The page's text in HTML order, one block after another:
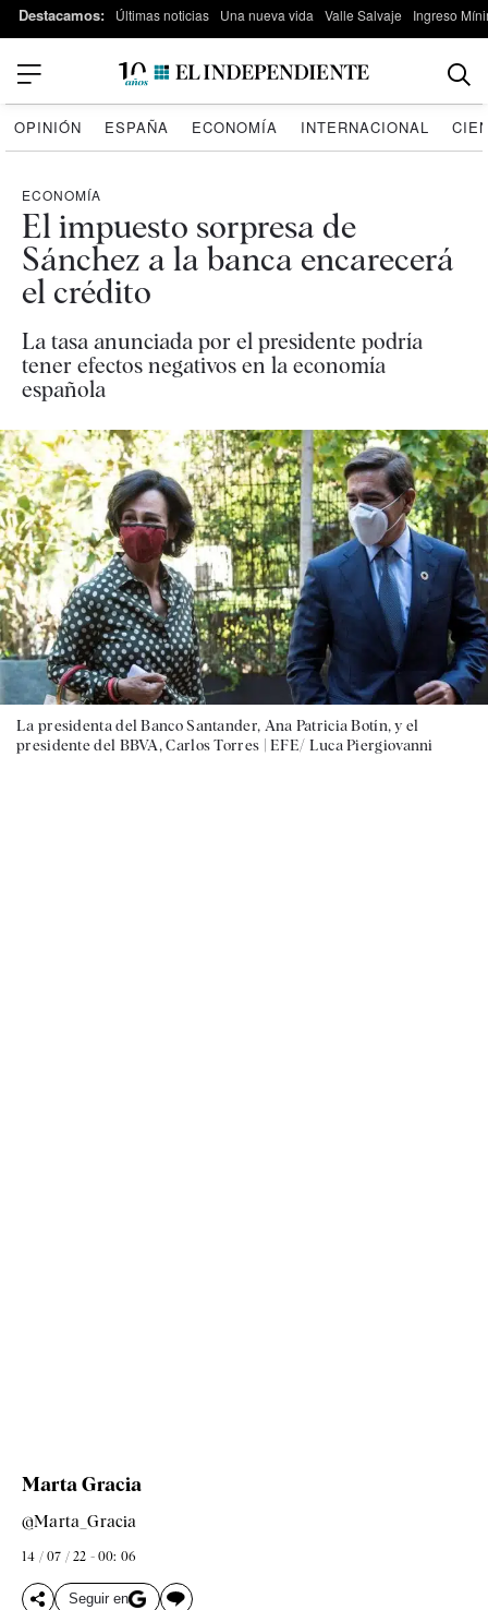
Destacamos: Últimas noticias Una nueva vida Valle Salvaje Ingreso
OPINIÓN ESPAÑA ECONOMÍA INTERNACIONAL
ECONOMÍA
El impuesto sorpresa de
Sánchez a la banca encarecerá
el crédito
La tasa anunciada por el presidente podría
tener efectos negativos en la economía
española
La presidenta del Banco Santander, Ana Patricia Botín, y el
presidente del BBVA, Carlos Torres |EFE/ Luca Piergiovanni
Marta Gracia
@Marta_Gracia
14 / 07 / 22 - 00: 06
Seguir en